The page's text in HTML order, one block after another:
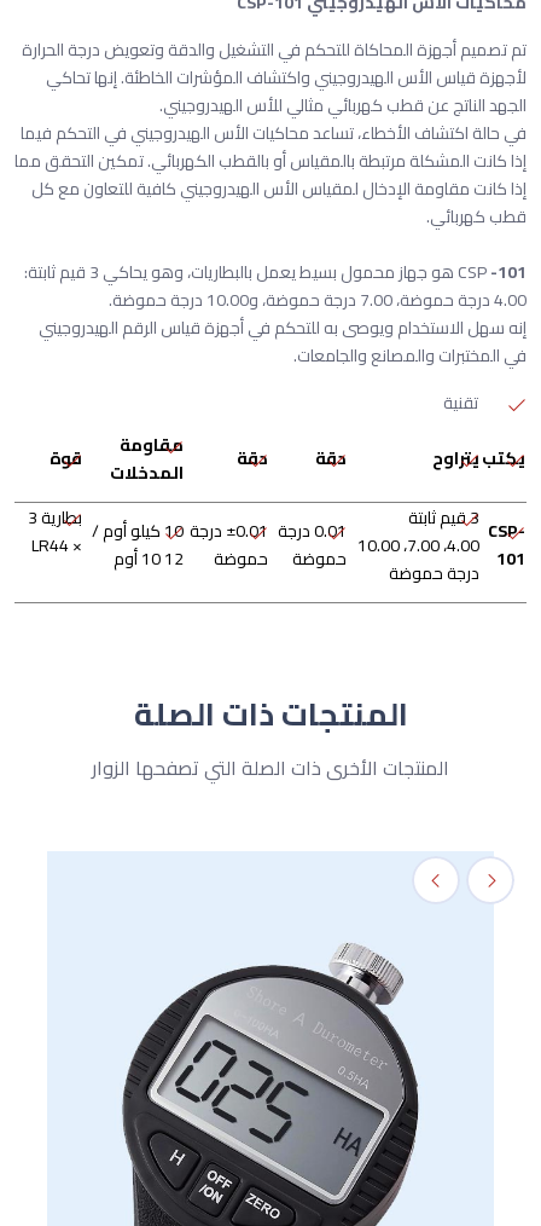
تم تصميم أجهزة المحاكاة للتحكم في التشغيل والدقة وتعويض درجة الحرارة
لأجهزة قياس الأس الهيدروجيني واكتشاف المؤشرات الخاطئة. إنها تحاكي
الجهد الناتج عن قطب كهربائي مثالي للأس الهيدروجيني.
في حالة اكتشاف الأخطاء، تساعد محاكيات الأس الهيدروجيني في التحكم فيما
إذا كانت المشكلة مرتبطة بالمقياس أو بالقطب الكهربائي. تمكين التحقق مما
إذا كانت مقاومة الإدخال لمقياس الأس الهيدروجيني كافية للتعاون مع كل
قطب كهربائي.
CSP-101
هو جهاز محمول بسيط يعمل بالبطاريات، وهو يحاكي 3 قيم ثابتة:
4.00 درجة حموضة، 7.00 درجة حموضة، و10.00 درجة حموضة.
إنه سهل الاستخدام ويوصى به للتحكم في أجهزة قياس الرقم الهيدروجيني
في المختبرات والمصانع والجامعات.
تقنية
يكتبيتراوح دقة دقة
مقاومة
المدخلات
قوة
CSP-
101
3 قيم ثابتة
4.00، 7.00، 10.00
درجة حموضة
0.01 درجة
حموضة
±0.01 درجة
حموضة
10 كيلو أوم /
10 12 أوم
بطارية 3
× LR44
المنتجات ذات الصلة
المنتجات الأخرى ذات الصلة التي تصفحها الزوار